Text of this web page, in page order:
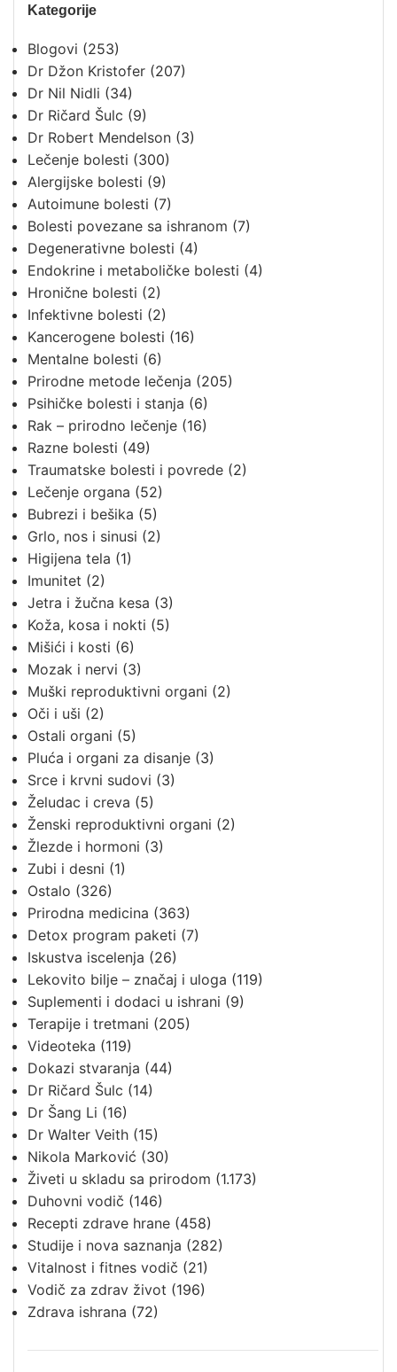
Kategorije
Blogovi (253)
Dr Džon Kristofer (207)
Dr Nil Nidli (34)
Dr Ričard Šulc (9)
Dr Robert Mendelson (3)
Lečenje bolesti (300)
Alergijske bolesti (9)
Autoimune bolesti (7)
Bolesti povezane sa ishranom (7)
Degenerativne bolesti (4)
Endokrine i metaboličke bolesti (4)
Hronične bolesti (2)
Infektivne bolesti (2)
Kancerogene bolesti (16)
Mentalne bolesti (6)
Prirodne metode lečenja (205)
Psihičke bolesti i stanja (6)
Rak – prirodno lečenje (16)
Razne bolesti (49)
Traumatske bolesti i povrede (2)
Lečenje organa (52)
Bubrezi i bešika (5)
Grlo, nos i sinusi (2)
Higijena tela (1)
Imunitet (2)
Jetra i žučna kesa (3)
Koža, kosa i nokti (5)
Mišići i kosti (6)
Mozak i nervi (3)
Muški reproduktivni organi (2)
Oči i uši (2)
Ostali organi (5)
Pluća i organi za disanje (3)
Srce i krvni sudovi (3)
Želudac i creva (5)
Ženski reproduktivni organi (2)
Žlezde i hormoni (3)
Zubi i desni (1)
Ostalo (326)
Prirodna medicina (363)
Detox program paketi (7)
Iskustva iscelenja (26)
Lekovito bilje – značaj i uloga (119)
Suplementi i dodaci u ishrani (9)
Terapije i tretmani (205)
Videoteka (119)
Dokazi stvaranja (44)
Dr Ričard Šulc (14)
Dr Šang Li (16)
Dr Walter Veith (15)
Nikola Marković (30)
Živeti u skladu sa prirodom (1.173)
Duhovni vodič (146)
Recepti zdrave hrane (458)
Studije i nova saznanja (282)
Vitalnost i fitnes vodič (21)
Vodič za zdrav život (196)
Zdrava ishrana (72)